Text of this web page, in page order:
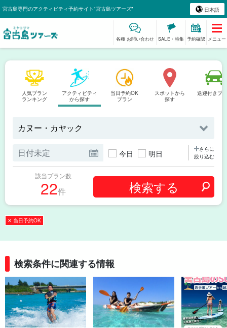
宮古島専門のアクティビティ予約サイト"宮古島ツアーズ" 日本語
各種 お問い合わせ SALE・特集 予約確認 メニュー
人気プラン
ランキング
アクティビティ
から探す
当日予約OK
プラン
スポットから
探す
送迎付きプ
今日 明日
さらに
絞り込む
該当プラン数
22件
✕ 当日予約OK
検索条件に関連する情報